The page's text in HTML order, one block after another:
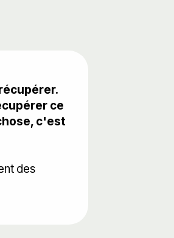
ce
c'est
des